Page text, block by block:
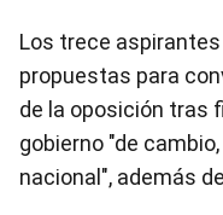
Los trece
propuestas para
de la oposición tras
gobierno "de
nacional", además